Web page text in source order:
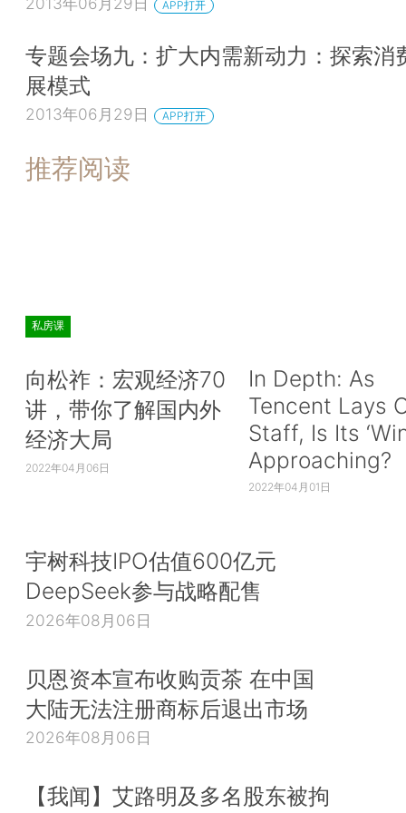
APP打开
专题会场九：扩大内需新动力：探索消
展模式
2013年06月29日 APP打开
推荐阅读
私房课
向松祚：宏观经济70
讲，带你了解国内外
经济大局
2022年04月06日
In Depth: As
Tencent Lays
Staff, Is Its
Approaching?
2022年04月01日
宇树科技IPO估值600亿元
DeepSeek参与战略配售
2026年08月06日
贝恩资本宣布收购贡茶 在中国
大陆无法注册商标后退出市场
2026年08月06日
【我闻】艾路明及多名股东被拘